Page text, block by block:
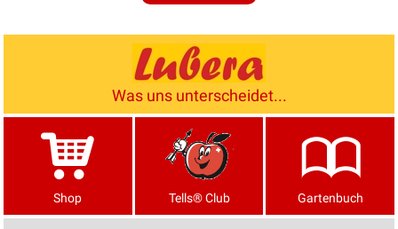
Was uns unterscheidet...
Shop Tells® Club Gartenbuch